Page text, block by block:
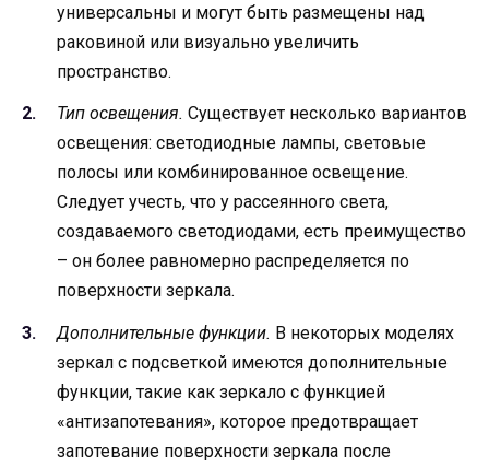
универсальны и могут быть размещены над
раковиной или визуально увеличить
пространство.
Тип освещения. Существует несколько вариантов
освещения: светодиодные лампы, световые
полосы или комбинированное освещение.
Следует учесть, что у рассеянного света,
создаваемого светодиодами, есть преимущество
– он более равномерно распределяется по
поверхности зеркала.
Дополнительные функции. В некоторых моделях
зеркал с подсветкой имеются дополнительные
функции, такие как зеркало с функцией
«антизапотевания», которое предотвращает
запотевание поверхности зеркала после